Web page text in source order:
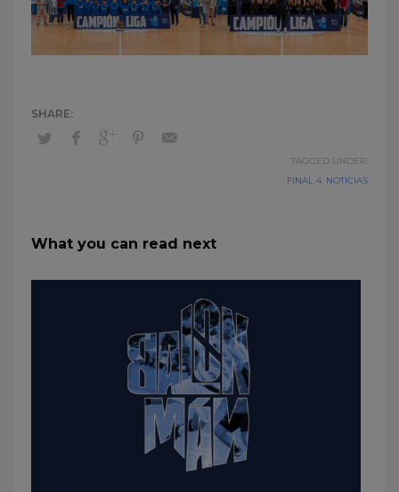
TAGGED UNDER:
FINAL 4 NOTICIAS
What you can read next